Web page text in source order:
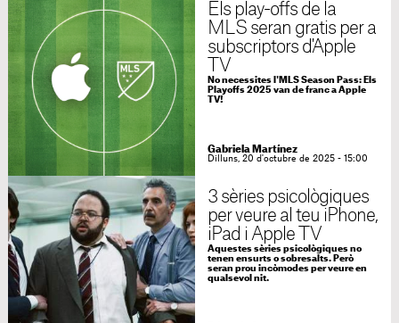
Els play-offs de la
MLS seran gratis per a
subscriptors d'Apple
TV
No necessites l'MLS Season Pass: Els
Playoffs 2025 van de franc a Apple
TV!
Gabriela Martínez
Dilluns, 20 d'octubre de 2025 - 15:00
3 sèries psicològiques
per veure al teu iPhone,
iPad i Apple TV
Aquestes sèries psicològiques no
tenen ensurts o sobresalts. Però
seran prou incòmodes per veure en
qualsevol nit.